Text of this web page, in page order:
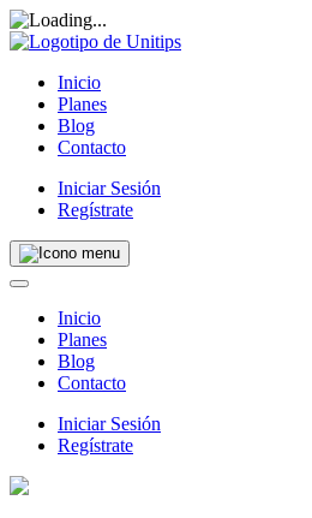
Inicio
Planes
Blog
Contacto
Iniciar Sesión
Regístrate
Inicio
Planes
Blog
Contacto
Iniciar Sesión
Regístrate